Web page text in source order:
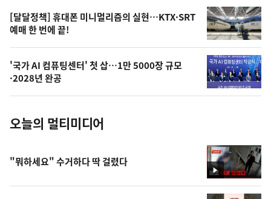
오
늘
의
사
진
[달달정책] 휴대폰 미니멀리즘의 실현…KTX·SRT
예매 한 번에 끝!
'국가 AI 컴퓨팅센터' 첫 삽…1만 5000장 규모
·2028년 완공
오늘의 멀티미디어
영
상
"뭐하세요" 수거하다 딱 걸렸다